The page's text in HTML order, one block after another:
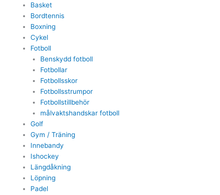
Basket
Bordtennis
Boxning
Cykel
Fotboll
Benskydd fotboll
Fotbollar
Fotbollsskor
Fotbollsstrumpor
Fotbollstillbehör
målvaktshandskar fotboll
Golf
Gym / Träning
Innebandy
Ishockey
Längdåkning
Löpning
Padel